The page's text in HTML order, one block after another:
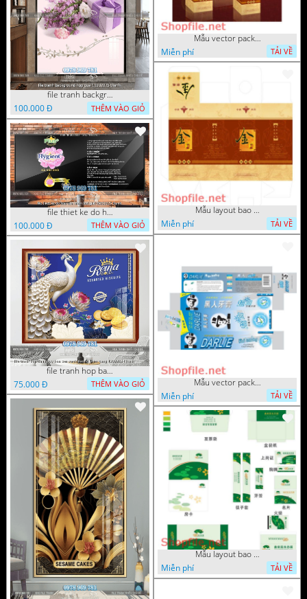
file tranh background hop qua 11032025 thanh
100.000 Đ
THÊM VÀO GIỎ
file thiet ke do hoa tem nhan bot giat 05032025 thanh
100.000 Đ
THÊM VÀO GIỎ
file tranh hop banh quy hoa sen xanh duong chim cong 12092024
75.000 Đ
THÊM VÀO GIỎ
Mẫu vector package thuốc bổ
Miễn phí
TẢI VỀ
Mẫu layout bao bì chữ nổi
Miễn phí
TẢI VỀ
Mẫu vector package kem
Miễn phí
TẢI VỀ
Mẫu layout bao bì hộp xinh
Miễn phí
TẢI VỀ